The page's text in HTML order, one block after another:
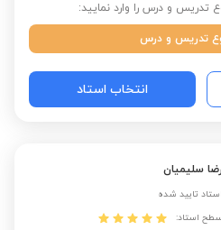
تدریس و درس را وارد نمایید:
تدریس و درس
انتخاب استاد
رضا سلیمیان
استاد تایید شده
سطح استاد: